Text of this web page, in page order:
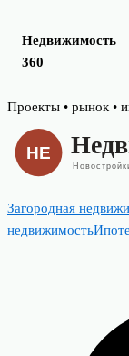
Недвижимость
360
Skip
content
Проекты • рынок •
Загородная
недвижимость